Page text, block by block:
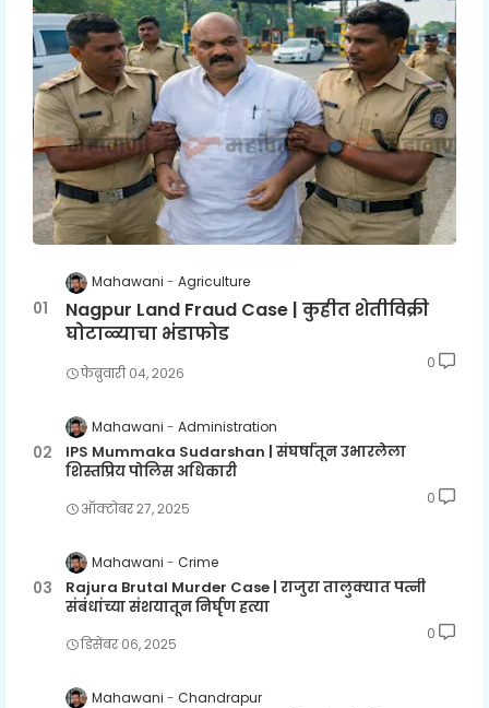
Mahawani Agriculture
Nagpur Land Fraud Case | कुहीत शेतीविक्री
घोटाळ्याचा भंडाफोड
फेब्रुवारी ०४, २०२६
0
Mahawani Administration
IPS Mummaka Sudarshan | संघर्षातून उभारलेला
शिस्तप्रिय पोलिस अधिकारी
ऑक्टोबर २७, २०२५
0
Mahawani Crime
Rajura Brutal Murder Case | राजुरा तालुक्यात पत्नी
संबंधांच्या संशयातून निर्घृण हत्या
डिसेंबर ०६, २०२५
0
Mahawani Chandrapur